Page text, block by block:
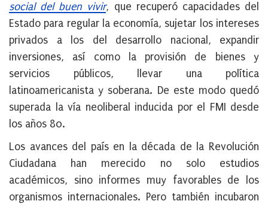
social del buen vivir, que recuperó capacidades del
Estado para regular la economía, sujetar los intereses
privados a los del desarrollo nacional, expandir
inversiones, así como la provisión de bienes y
servicios públicos, llevar una política
latinoamericanista y soberana. De este modo quedó
superada la vía neoliberal inducida por el FMI desde
los años 80.
Los avances del país en la década de la Revolución
Ciudadana han merecido no solo estudios
académicos, sino informes muy favorables de los
organismos internacionales. Pero también incubaron